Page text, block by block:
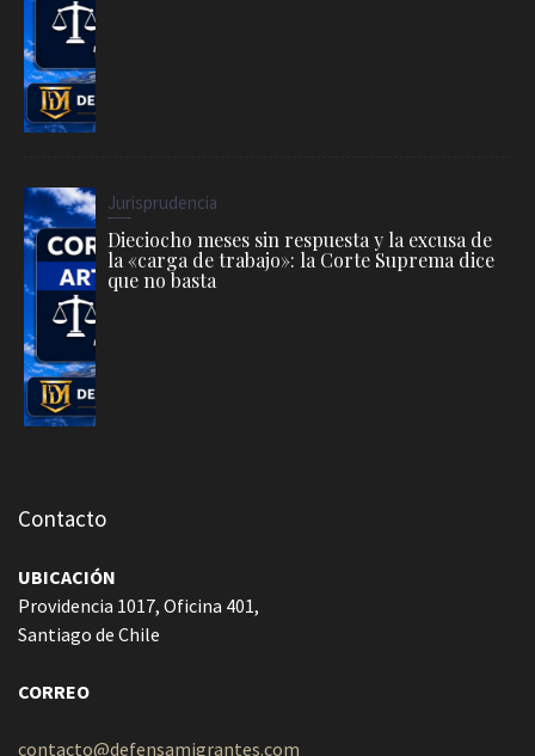
Jurisprudencia
Dieciocho meses sin respuesta y la excusa de
la «carga de trabajo»: la Corte Suprema dice
que no basta
Contacto
UBICACIÓN
Providencia 1017, Oficina 401,
Santiago de Chile
CORREO
contacto@defensamigrantes.com